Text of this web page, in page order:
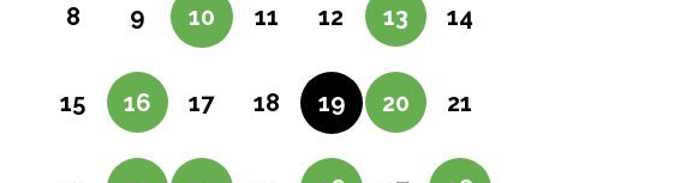
8 9 10 11 12 13 14
15 16 17 18 19 20 21